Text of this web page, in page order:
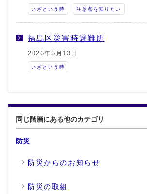
いざという時 注意点を知りたい
福島区災害時避難所
2026年5月13日
いざという時
同じ階層にある他のカテゴリ
防災
防災からのお知らせ
防災の取組